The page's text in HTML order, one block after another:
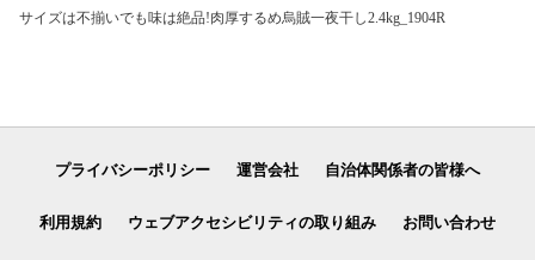
サイズは不揃いでも味は絶品!肉厚するめ烏賊一夜干し2.4kg_1904R
プライバシーポリシー 運営会社 自治体関係者の皆様へ
利用規約 ウェブアクセシビリティの取り組み お問い合わせ